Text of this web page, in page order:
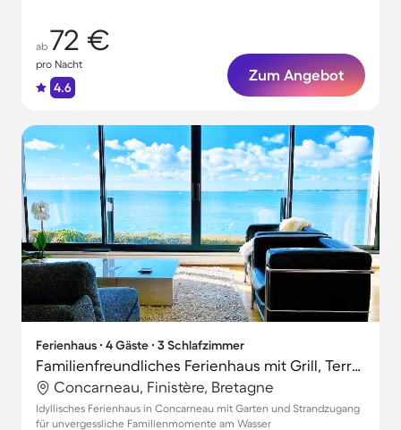
ab 72 €
pro Nacht
4.6
Zum Angebot
Ferienhaus ∙ 4 Gäste ∙ 3 Schlafzimmer
Familienfreundliches Ferienhaus mit Grill, Terrasse und Garten | Stadtblick | Perfekt für die Arbeit von Zuhause
Concarneau, Finistère, Bretagne
Idyllisches Ferienhaus in Concarneau mit Garten und Strandzugang
für unvergessliche Familienmomente am Wasser